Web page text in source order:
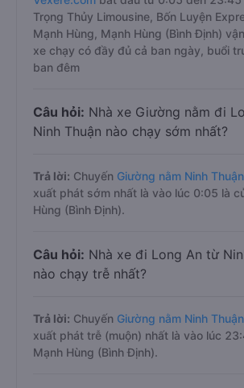
Trọng Thủy Limousine, Bốn Luyện
Mạnh Hùng, Mạnh Hùng (Bình Định)
xe chạy có đầy đủ cả ban ngày, buổi
ban đêm
Câu hỏi: Nhà xe Giường nằm đi
Ninh Thuận nào chạy sớm nhất?
Trả lời: Chuyến Giường nằm Ninh
xuất phát sớm nhất là vào lúc 0:05 là
Hùng (Bình Định).
Câu hỏi: Nhà xe đi Long An từ
nào chạy trễ nhất?
Trả lời: Chuyến Giường nằm Ninh
xuất phát trễ (muộn) nhất là vào lúc
Mạnh Hùng (Bình Định).